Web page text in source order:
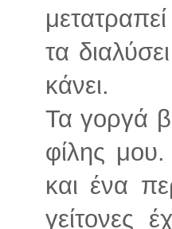
τα
κάνει.
Τα γοργά
φίλης
και ένα
γείτονες